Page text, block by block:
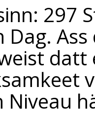
297
Niveau